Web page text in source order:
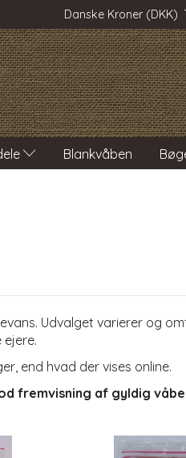
Danske Kroner (DKK)
Blankvåben
Udvalget varierer og
end hvad der vises online.
fremvisning af gyldig